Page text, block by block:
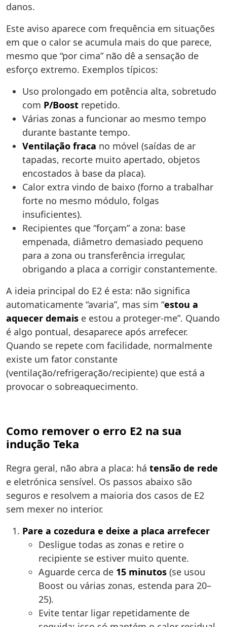
danos.
Este aviso aparece com frequência em situações
em que o calor se acumula mais do que parece,
mesmo que “por cima” não dê a sensação de
esforço extremo. Exemplos típicos:
Uso prolongado em potência alta, sobretudo
com P/Boost repetido.
Várias zonas a funcionar ao mesmo tempo
durante bastante tempo.
Ventilação fraca no móvel (saídas de ar
tapadas, recorte muito apertado, objetos
encostados à base da placa).
Calor extra vindo de baixo (forno a trabalhar
forte no mesmo módulo, folgas
insuficientes).
Recipientes que “forçam” a zona: base
empenada, diâmetro demasiado pequeno
para a zona ou transferência irregular,
obrigando a placa a corrigir constantemente.
A ideia principal do E2 é esta: não significa
automaticamente “avaria”, mas sim “estou a
aquecer demais e estou a proteger-me”. Quando
é algo pontual, desaparece após arrefecer.
Quando se repete com facilidade, normalmente
existe um fator constante
(ventilação/refrigeração/recipiente) que está a
provocar o sobreaquecimento.
Como remover o erro E2 na sua
indução Teka
Regra geral, não abra a placa: há tensão de rede
e eletrónica sensível. Os passos abaixo são
seguros e resolvem a maioria dos casos de E2
sem mexer no interior.
Pare a cozedura e deixe a placa arrefecer
Desligue todas as zonas e retire o
recipiente se estiver muito quente.
Aguarde cerca de 15 minutos (se usou
Boost ou várias zonas, estenda para 20–
25).
Evite tentar ligar repetidamente de